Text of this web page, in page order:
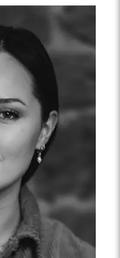
NEDERLANDS
ABONNEER